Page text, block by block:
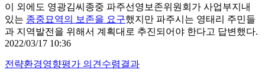
이 외에도 영광김씨종중 파주선영보존위원회가 사업부지내
있는 종중묘역의 보존을 요구했지만 파주시는 영태리 주민들
과 지역발전을 위해서 계획대로 추진되어야 한다고 답변했다.
2022/03/17 10:36
전략환경영향평가 의견수렴결과